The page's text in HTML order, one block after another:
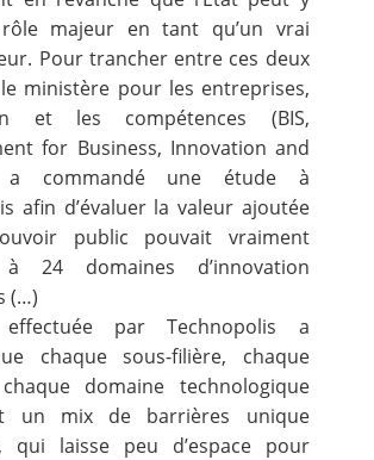
majeur en tant qu’un vrai
Pour trancher entre ces deux
ministère pour les entreprises,
et les compétences (BIS,
for Business, Innovation and
commandé une étude à
afin d’évaluer la valeur ajoutée
public pouvait vraiment
24 domaines d’innovation
(…)
effectuée par Technopolis a
chaque sous-filière, chaque
domaine technologique
un mix de barrières unique
qui laisse peu d’espace pour